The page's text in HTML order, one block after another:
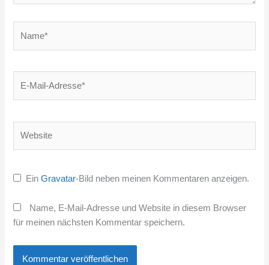
EinGravatar-Bild neben meinen Kommentaren anzeigen.
Name, E-Mail-Adresse und Website in diesem Browser
für meinen nächsten Kommentar speichern.